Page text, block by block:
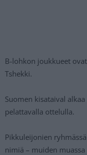
B-lohkon joukkueet
Tshekki.
Suomen kisataival
pelattavalla ottelulla.
Pikkuleijonien
nimiä – muiden muassa